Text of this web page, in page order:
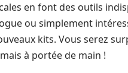
en font des outils
ou simplement
kits. Vous serez
à portée de main !